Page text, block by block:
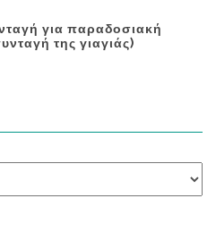
για παραδοσιακή
της γιαγιάς)